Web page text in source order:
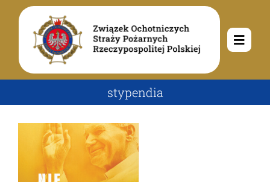
Przejdź
zawartości
Toggle
Misja i cele
Aktualności
Kalendarz wydarzeń
Ochotnicze Straże Pożarne
stypendia